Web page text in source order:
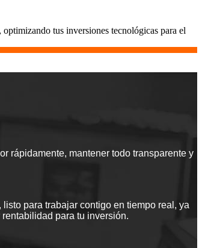
tus inversiones tecnológicas para el
rápidamente, mantener todo transparente y
para trabajar contigo en tiempo real, ya
para tu inversión.